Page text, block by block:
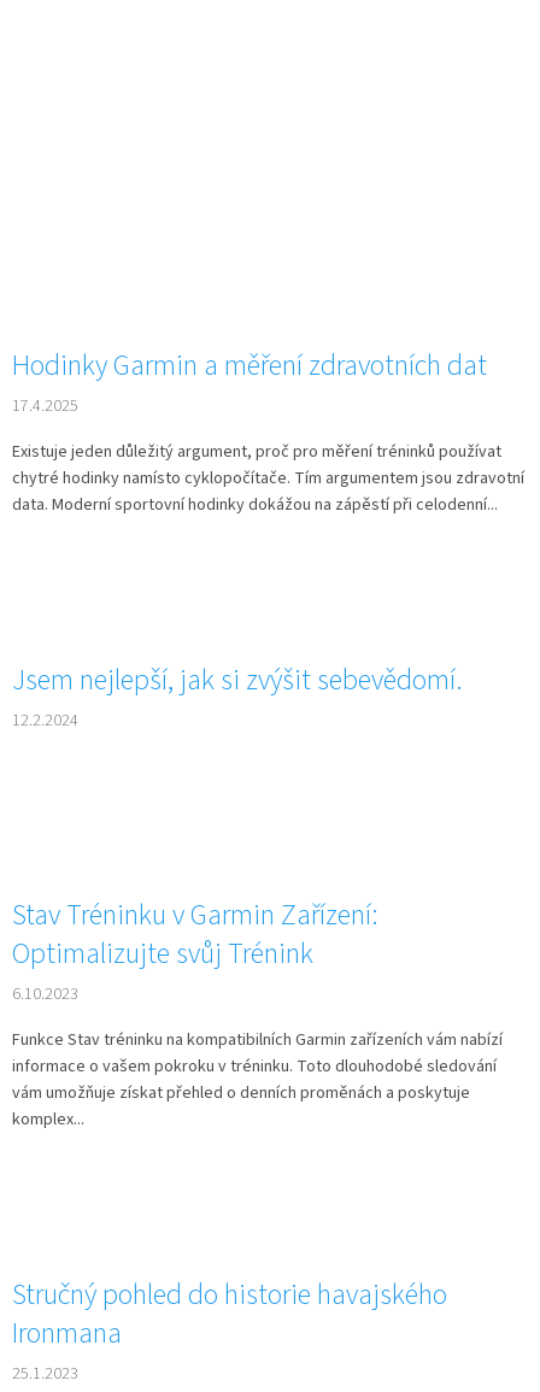
Hodinky Garmin a měření zdravotních dat
17.4.2025
Existuje jeden důležitý argument, proč pro měření tréninků používat
chytré hodinky namísto cyklopočítače. Tím argumentem jsou zdravotní
data. Moderní sportovní hodinky dokážou na zápěstí při celodenní...
Jsem nejlepší, jak si zvýšit sebevědomí.
12.2.2024
Stav Tréninku v Garmin Zařízení:
Optimalizujte svůj Trénink
6.10.2023
Funkce Stav tréninku na kompatibilních Garmin zařízeních vám nabízí
informace o vašem pokroku v tréninku. Toto dlouhodobé sledování
vám umožňuje získat přehled o denních proměnách a poskytuje
komplex...
Stručný pohled do historie havajského
Ironmana
25.1.2023